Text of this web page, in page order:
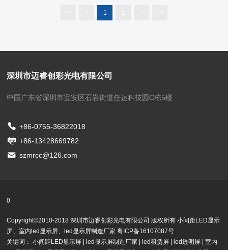
1
深圳市迈睿创彩光电有限公司
中国广东省深圳市宝安区石岩街道任达科技园C栋5楼
+86-0755-36822018
+86-13428669782
szmrcc@126.com
0
Copyright©2010-2018 深圳市迈睿创彩光电有限公司 版权所有小间距LED显示
屏、室内led显示屏、 led显示屏制造厂家 粤ICP备16107087号
关键词：小间距LED显示屏 led显示屏制造厂家 led租赁屏 led透明屏 |室内